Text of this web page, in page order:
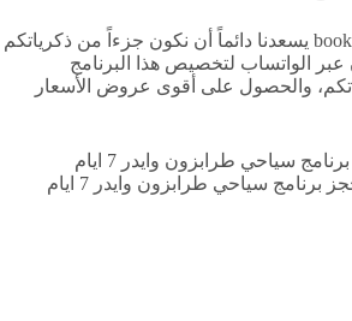
نحن في موقع bookingar.com يسعدنا دائماً أن نكون جزءاً من ذكرياتكم
عبر الواتساب لتخصيص هذا البرنامج
والحصول على أقوى عروض الأسعار
برنامج سياحي طرابزون وايدر 7 ايام